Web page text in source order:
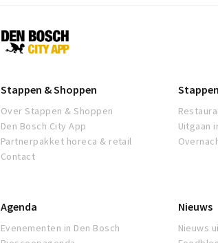
Den
Bosch
Stappen & Shoppen
Over Stappen & Shoppen
Den Bosch City App
Partnerpakket horeca & retail
Contact
Stappen
Uitgaan
Agenda
Evenementen in Den Bosch
Nieuws
Nieuws